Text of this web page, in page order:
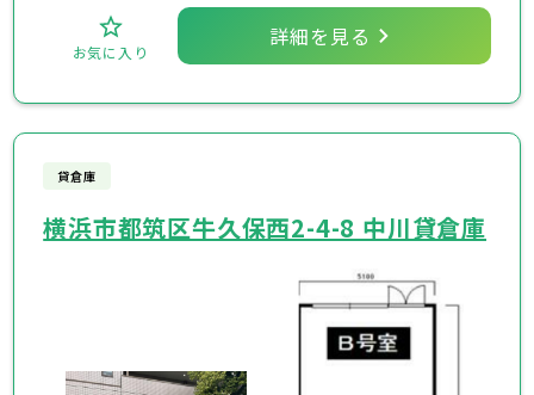
お気に入り
詳細を見る
貸倉庫
横浜市都筑区牛久保西2-4-8 中川貸倉庫